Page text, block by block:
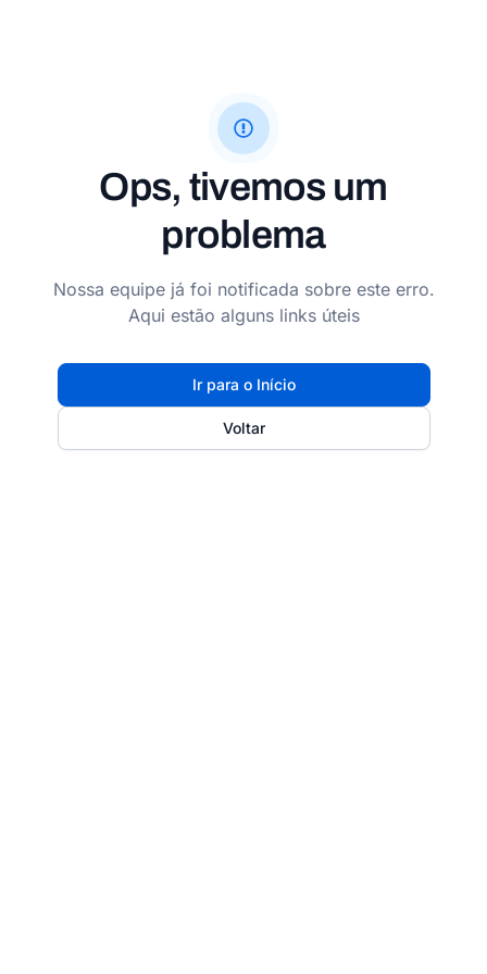
Ops, tivemos um
problema
Nossa equipe já foi notificada sobre este erro.
Aqui estão alguns links úteis
Ir para o Início
Voltar